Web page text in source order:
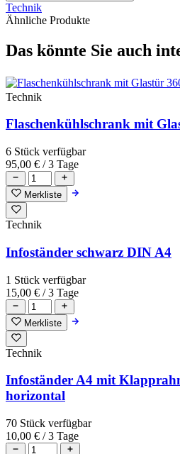
Technik
Ähnliche Produkte
Das könnte Sie auch
Technik
Flaschenkühlschrank mit
6 Stück verfügbar
95,00 € / 3 Tage
Merkliste
Technik
Infoständer schwarz DIN A4
1 Stück verfügbar
15,00 € / 3 Tage
Merkliste
Technik
Infoständer A4 mit
horizontal
70 Stück verfügbar
10,00 € / 3 Tage